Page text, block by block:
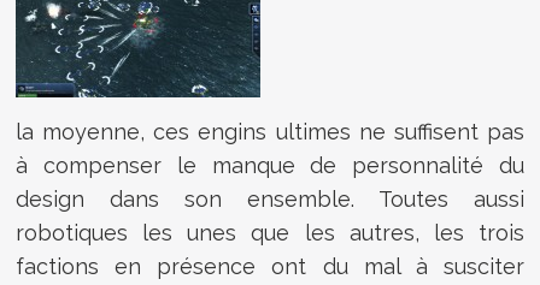
la moyenne, ces engins ultimes ne suffisent pas
à compenser le manque de personnalité du
design dans son ensemble. Toutes aussi
robotiques les unes que les autres, les trois
factions en présence ont du mal à susciter